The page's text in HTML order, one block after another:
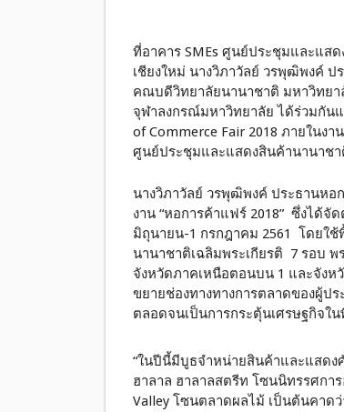
ที่อาคาร SMEs ศูนย์ประชุมและแส
เชียงใหม่ นางวิภาวัลย์ วรพุฒิพงค์
คณบดีวิทยาลัยนานาชาติ มหาวิทยา
จุฬาลงกรณ์มหาวิทยาลัย ได้ร่วมกันแ
of Commerce Fair 2018 ภายในง
ศูนย์ประชุมและแสดงสินค้านานาช
นางวิภาวัลย์ วรพุฒิพงค์ ประธานหอ
งาน “หอการค้าแฟร์ 2018” ซึ่งได้จั
มิถุนายน-1 กรกฎาคม 2561 โดยใ
นานาชาติเฉลิมพระเกียรติ 7 รอบ
จังหวัดภาคเหนือตอนบน 1 และจังห
ขยายช่องทางทางการตลาดของผู้ป
ตลอดจนเป็นการกระตุ้นเศรษฐกิจใ
“ในปีนี้มีบูธจำหน่ายสินค้าและแสด
ฮาลาล ฮาลาลสตรีท โซนนิทรรศกา
Valley โซนตลาดผลไม้ เป็นต้นคาด